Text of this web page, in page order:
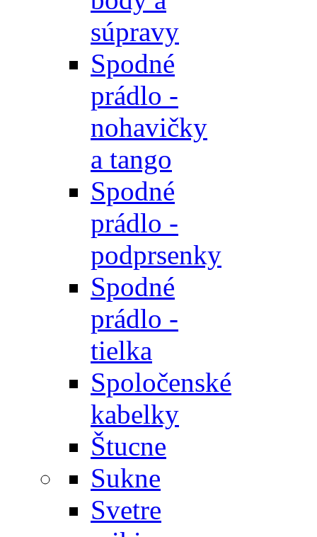
súpravy
Spodné
prádlo -
nohavičky
a tango
Spodné
prádlo -
podprsenky
Spodné
prádlo -
tielka
Spoločenské
kabelky
Štucne
Sukne
Svetre